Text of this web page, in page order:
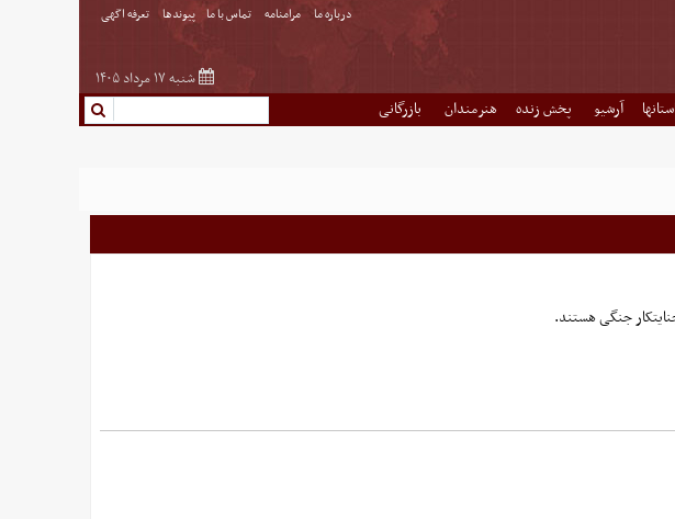
درباره ما مرامنامه تماس با ما پیوندها تعرفه اگهی
شنبه ۱۷ مرداد ۱۴۰۵
آرشیو پخش زنده هنرمندان
بازرگانی
جنگی هستند.